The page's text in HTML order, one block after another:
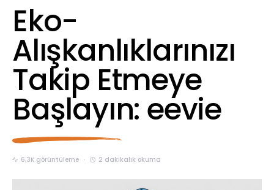
Eko-
Alışkanlıklarınızı
Takip Etmeye
Başlayın: eevie
6,3K görüntüleme 2 dakikalık okuma